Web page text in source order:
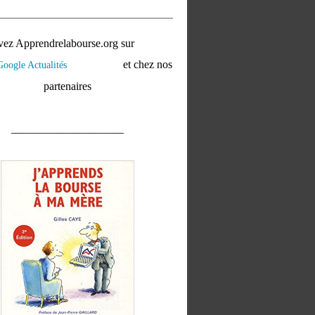
Apprendrelabourse.org sur
et chez nos
partenaires